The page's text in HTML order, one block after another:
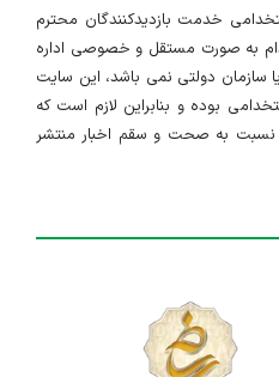
خدمت بازدیدکنندگان محترم
به صورت مستقل و خصوصی اداره
سازمان دولتی نمی باشد، این سایت
بوده و بنابراین لازم است که
نسبت به صحت و سقم اخبار منتشر